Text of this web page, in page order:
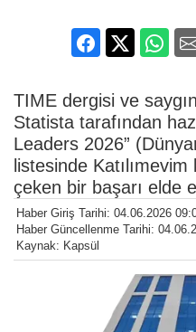
TIME dergisi ve
Statista tarafından
Leaders 2026”
listesinde
çeken bir başarı elde
Haber Giriş Tarihi: 04.06.2026
Haber Güncellenme Tarihi:
Kaynak: Kapsül